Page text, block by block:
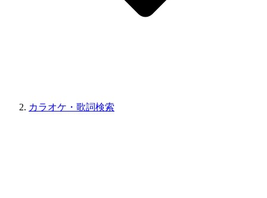
カラオケ・歌詞検索